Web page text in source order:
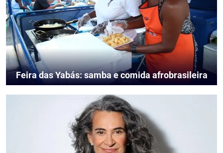
Feira das Yabás: samba e comida afrobrasileira